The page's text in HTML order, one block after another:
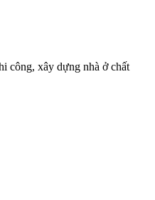
công, xây dựng nhà ở chất